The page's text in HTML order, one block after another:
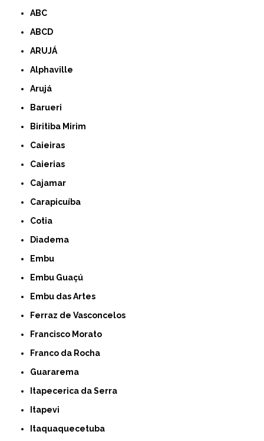
ABC
ABCD
ARUJÁ
Alphaville
Arujá
Barueri
Biritiba Mirim
Caieiras
Caierias
Cajamar
Carapicuíba
Cotia
Diadema
Embu
Embu Guaçú
Embu das Artes
Ferraz de Vasconcelos
Francisco Morato
Franco da Rocha
Guararema
Itapecerica da Serra
Itapevi
Itaquaquecetuba